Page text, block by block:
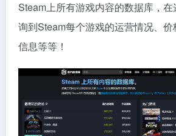
Steam上所有游戏内容的数据库， 在
询到Steam每个游戏的运营情况、
信息等等！